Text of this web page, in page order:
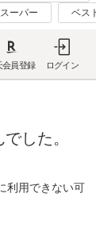
ーパー ベス
会員登録 ログイン
した。
利用できない可